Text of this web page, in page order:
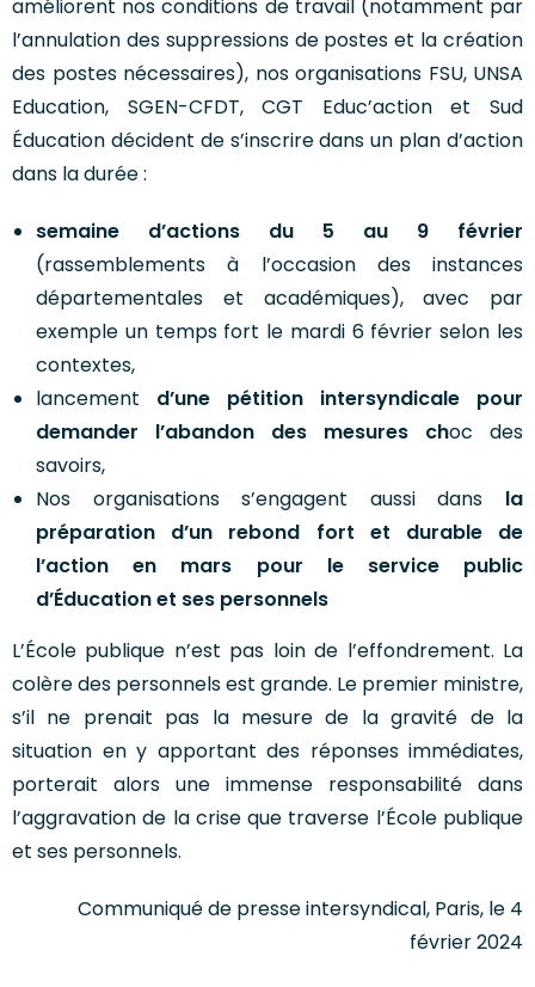
améliorent nos conditions de travail (notamment par
l’annulation des suppressions de postes et la création
des postes nécessaires), nos organisations FSU, UNSA
Education, SGEN-CFDT, CGT Educ’action et Sud
Éducation décident de s’inscrire dans un plan d’action
dans la durée :
semaine d’actions du 5 au 9 février
(rassemblements à l’occasion des instances
départementales et académiques), avec par
exemple un temps fort le mardi 6 février selon les
contextes,
lancement d’une pétition intersyndicale pour
demander l’abandon des mesures choc des
savoirs,
Nos organisations s’engagent aussi dans la
préparation d’un rebond fort et durable de
l’action en mars pour le service public
d’Éducation et ses personnels
L’École publique n’est pas loin de l’effondrement. La
colère des personnels est grande. Le premier ministre,
s’il ne prenait pas la mesure de la gravité de la
situation en y apportant des réponses immédiates,
porterait alors une immense responsabilité dans
l’aggravation de la crise que traverse l’École publique
et ses personnels.
Communiqué de presse intersyndical, Paris, le 4
février 2024